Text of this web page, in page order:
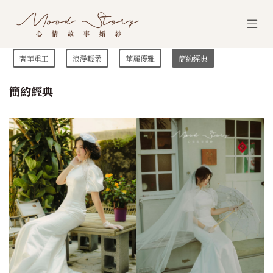
奢華重工 浪漫輕柔 華麗優雅 簡約經典
簡約經典